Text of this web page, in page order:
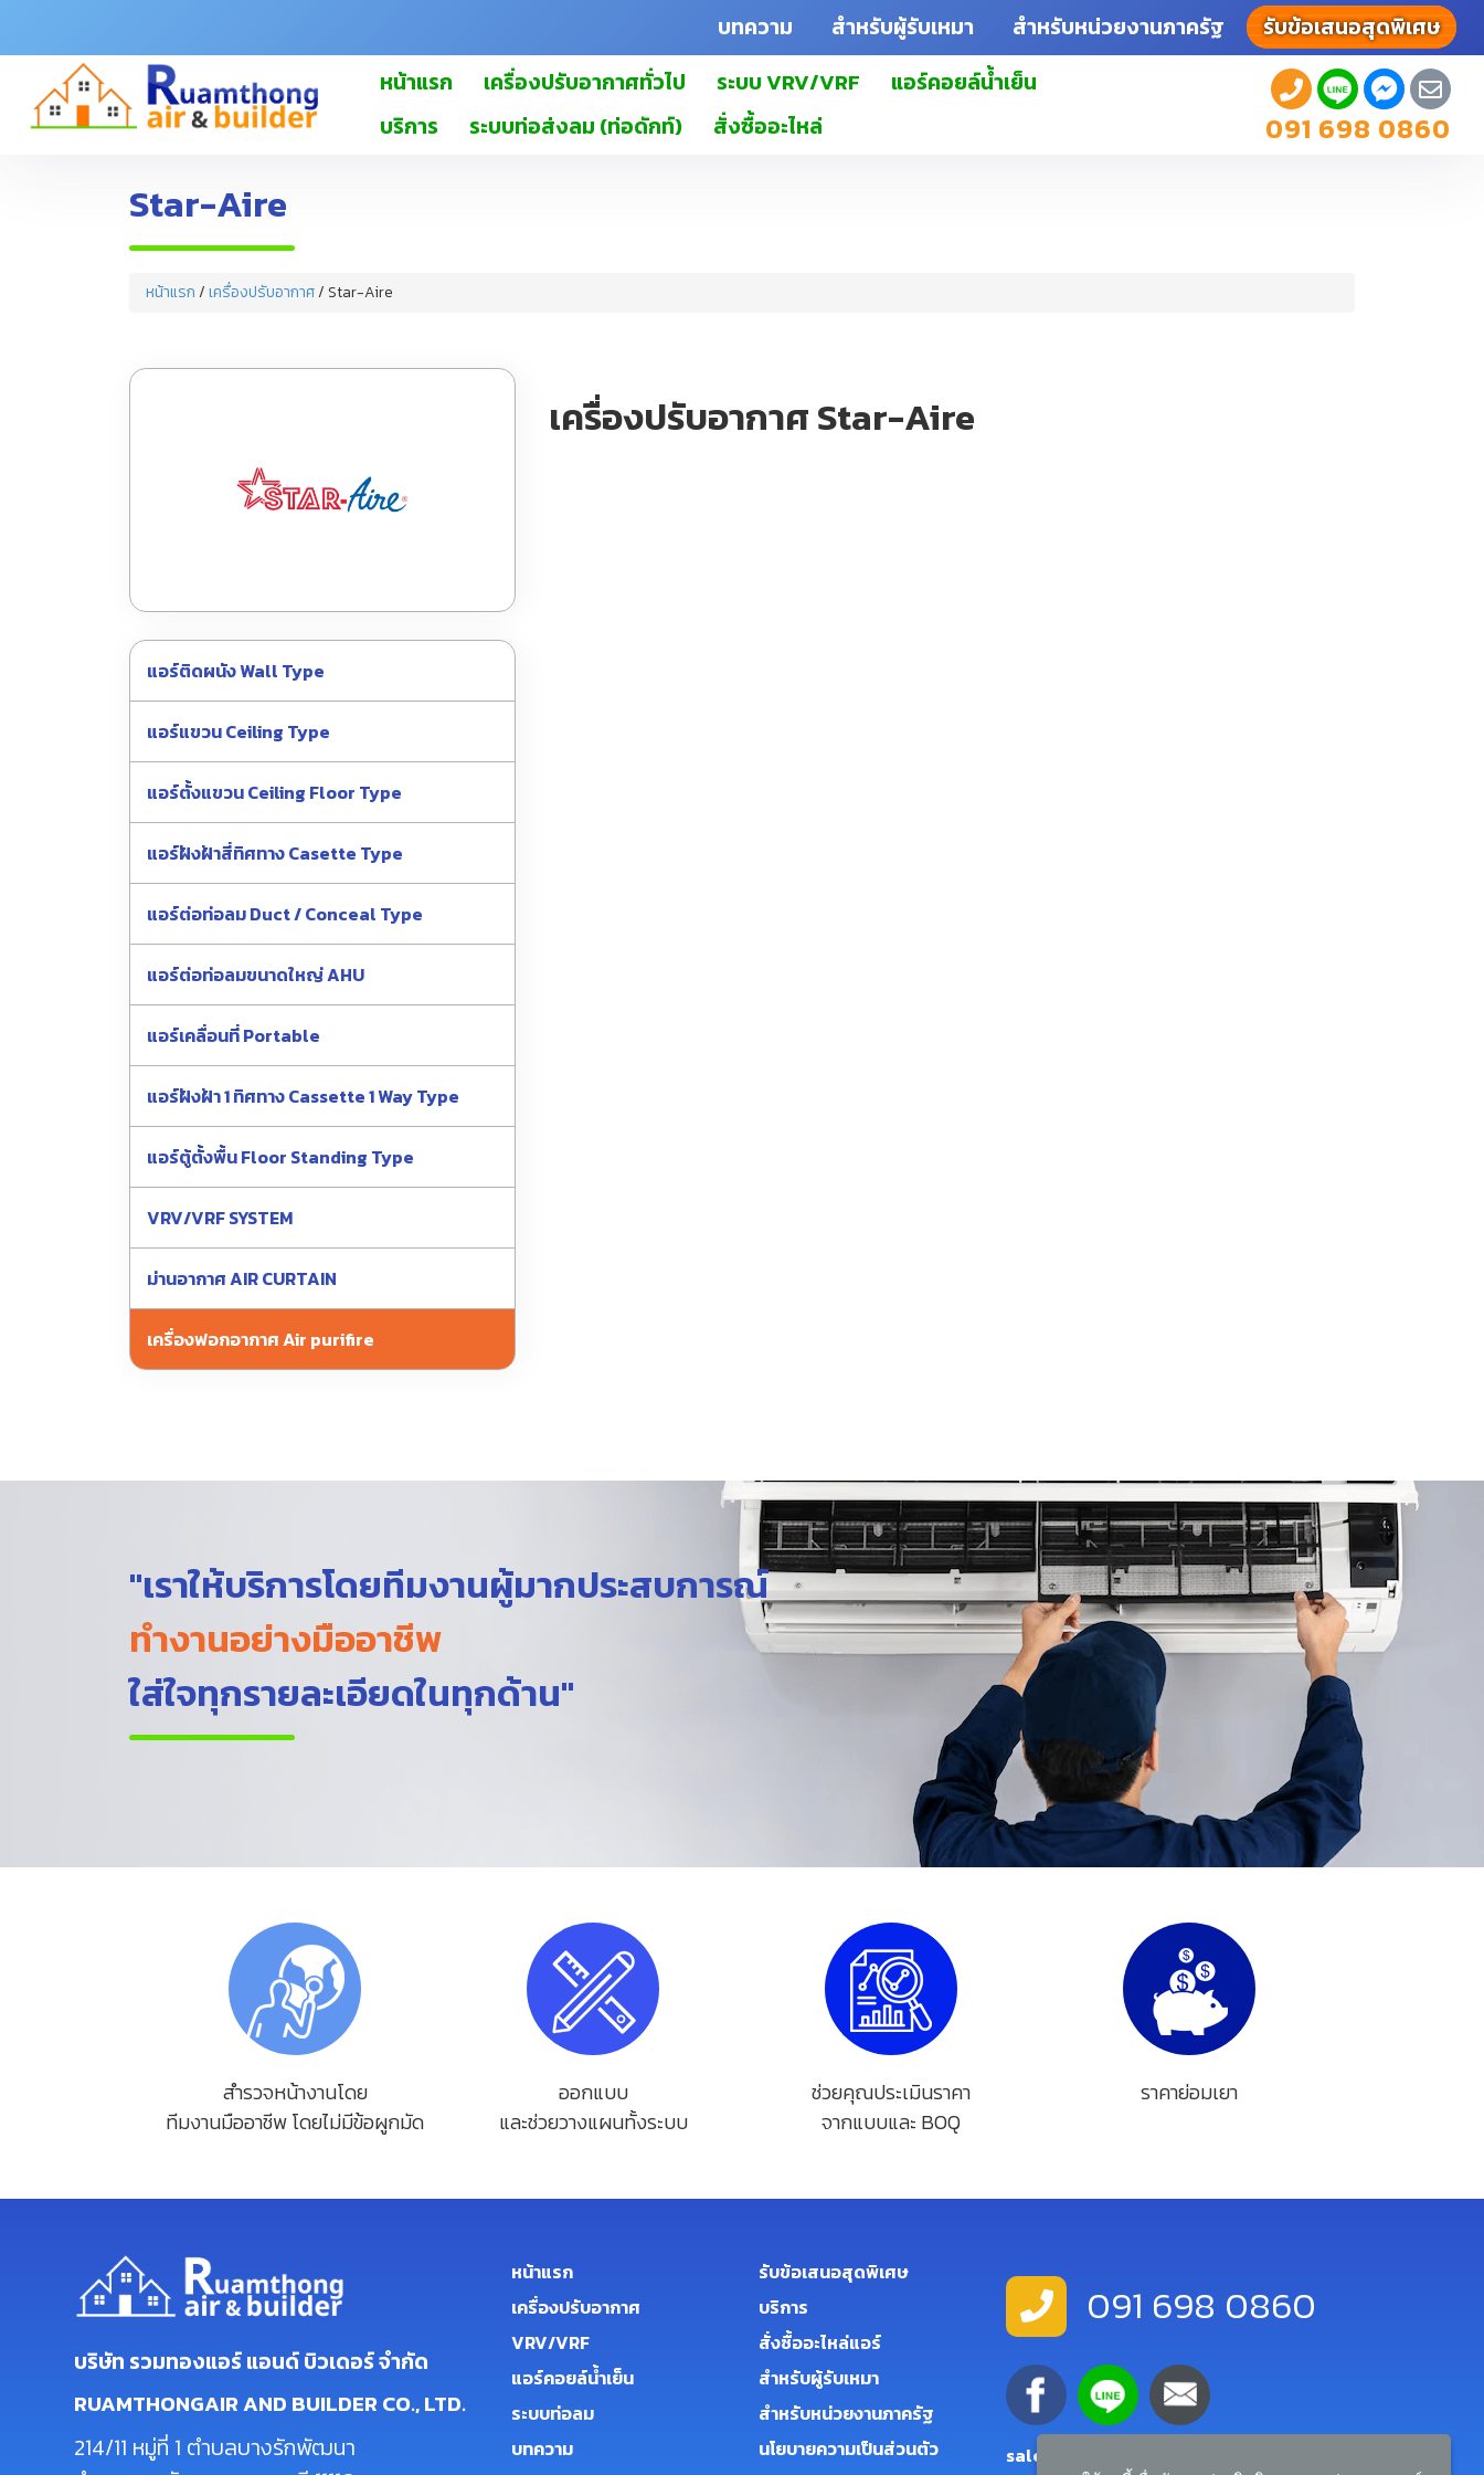
บทความ สำหรับผู้รับเหมา สำหรับหน่วยงานภาครัฐ
รับข้อเสนอสุดพิเศษ
หน้าแรก
เครื่องปรับอากาศทั่วไป ระบบ VRV/VRF
แอร์คอยล์น้ำเย็น
บริการ
ระบบท่อส่งลม (ท่อดักท์) สั่งซื้ออะไหล่ 091 698 0860
Star-Aire
หน้าแรก/เครื่องปรับอากาศ/ Star-Aire
เครื่องปรับอากาศ Star-Aire
แอร์ติดผนัง Wall Type
แอร์แขวน Ceiling Type
แอร์ตั้งแขวน Ceiling Floor Type
แอร์ฝังฝ้าสี่ทิศทาง Casette Type
แอร์ต่อท่อลม Duct / Conceal Type
แอร์ต่อท่อลมขนาดใหญ่ AHU
แอร์เคลื่อนที่ Portable
แอร์ฝังฝ้า 1 ทิศทาง Cassette 1 Way Type
แอร์ตู้ตั้งพื้น Floor Standing Type
VRV/VRF SYSTEM
ม่านอากาศ AIR CURTAIN
เครื่องฟอกอากาศ Air purifire
"เราให้บริการโดยทีมงานผู้มากประสบการณ์
ทำงานอย่างมืออาชีพ
ใส่ใจทุกรายละเอียดในทุกด้าน"
สำรวจหน้างานโดย
ทีมงานมืออาชีพ โดยไม่มีข้อผูกมัด
ออกแบบ
และช่วยวางแผนทั้งระบบ
ช่วยคุณประเมินราคา
จากแบบและ BOQ
ราคาย่อมเยา
บริษัท รวมทองแอร์ แอนด์ บิวเดอร์ จำกัด
RUAMTHONGAIR AND BUILDER CO., LTD.
214/11 หมู่ที่ 1 ตำบลบางรักพัฒนา
หน้าแรก
เครื่องปรับอากาศ
VRV/VRF
แอร์คอยล์น้ำเย็น
ระบบท่อลม
บทความ
รับข้อเสนอสุดพิเศษ
บริการ
สั่งซื้ออะไหล่แอร์
สำหรับผู้รับเหมา
สำหรับหน่วยงานภาครัฐ
นโยบายความเป็นส่วนตัว
091 698 0860
salemanager.rtairandbuilder@gmail.com